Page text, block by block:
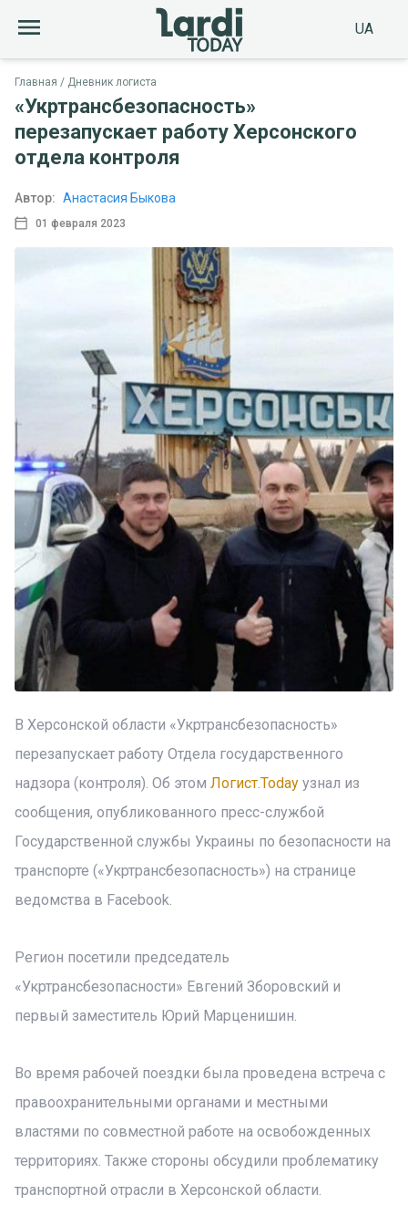
UA
Главная Дневник логиста
«Укртрансбезопасность»
перезапускает работу Херсонского
отдела контроля
01 февраля 2023
Автор: Анастасия Быкова
В Херсонской области «Укртрансбезопасность»
перезапускает работу Отдела государственного
надзора (контроля). Об этом Логист.Today узнал из
сообщения, опубликованного пресс-службой
Государственной службы Украины по безопасности на
транспорте («Укртрансбезопасность») на странице
ведомства в Facebook.
Регион посетили председатель
«Укртрансбезопасности» Евгений Зборовский и
первый заместитель Юрий Марценишин.
Во время рабочей поездки была проведена встреча с
правоохранительными органами и местными
властями по совместной работе на освобожденных
территориях. Также стороны обсудили проблематику
транспортной отрасли в Херсонской области.